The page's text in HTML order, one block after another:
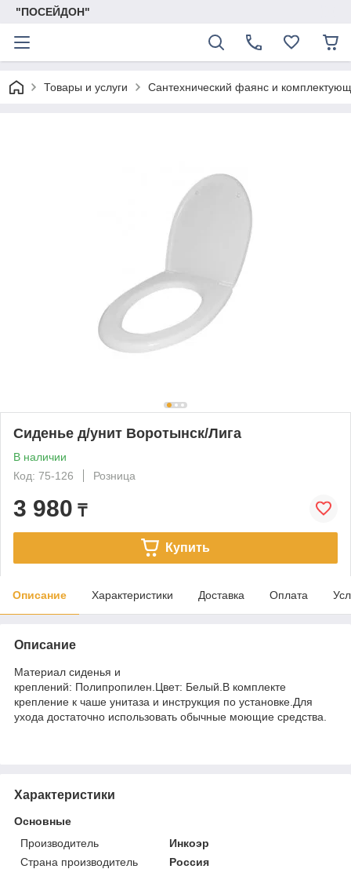
"ПОСЕЙДОН"
Товары и услуги Сантехнический фаянс и
Сиденье д/унит Воротынск/Лига
В наличии
Код: 75-126
Розница
3 980 ₸
Купить
Описание Характеристики Доставка Оплата
Описание
Материал сиденья и
креплений: Полипропилен.Цвет: Белый.В комплекте
крепление к чаше унитаза и инструкция по установке.Для
ухода достаточно использовать обычные моющие средства.
Характеристики
Основные
Производитель
Инкоэр
Страна производитель
Россия